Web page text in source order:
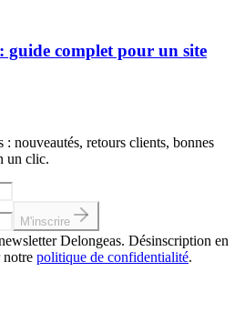
complet pour un site
nouveautés, retours clients, bonnes
un clic.
M'inscrire
Delongeas. Désinscription en
notre politique de confidentialité.